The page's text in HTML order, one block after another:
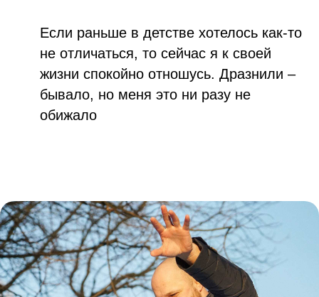
Если раньше в детстве хотелось как-то
не отличаться, то сейчас я к своей
жизни спокойно отношусь. Дразнили –
бывало, но меня это ни разу не
обижало